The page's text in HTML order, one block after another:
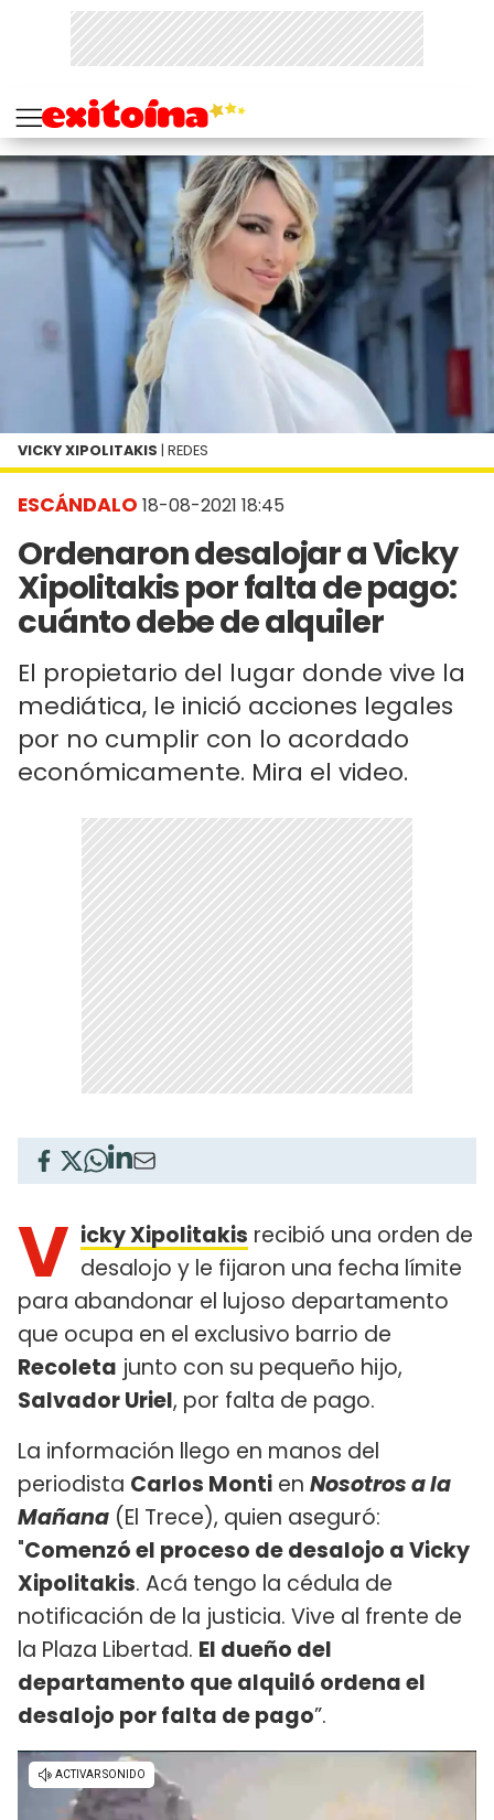
ESCÁNDALO 18-08-2021 18:45
Ordenaron desalojar a Vicky
Xipolitakis por falta de pago:
cuánto debe de alquiler
El propietario del lugar donde vive la
mediática, le inició acciones legales
por no cumplir con lo acordado
económicamente. Mira el video.
VICKY XIPOLITAKIS | REDES
V icky Xipolitakis recibió una orden de
desalojo y le fijaron una fecha límite
para abandonar el lujoso departamento
que ocupa en el exclusivo barrio de
Recoleta junto con su pequeño hijo,
Salvador Uriel, por falta de pago.
La información llego en manos del
periodista Carlos Monti en Nosotros a la
Mañana (El Trece), quien aseguró:
"Comenzó el proceso de desalojo a Vicky
Xipolitakis. Acá tengo la cédula de
notificación de la justicia. Vive al frente de
la Plaza Libertad. El dueño del
departamento que alquiló ordena el
desalojo por falta de pago”.